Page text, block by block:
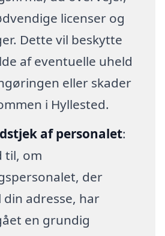
licenser og
Dette vil beskytte
af eventuelle uheld
eller skader
i Hyllested.
af personalet:
til, om
der
din adresse, har
en grundig